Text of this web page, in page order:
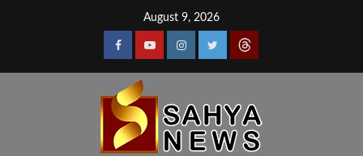
August 9, 2026